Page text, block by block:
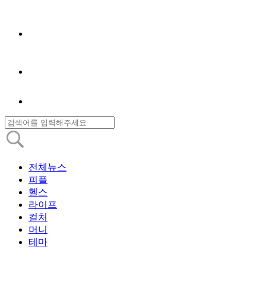
전체뉴스
피플
헬스
라이프
컬처
머니
테마